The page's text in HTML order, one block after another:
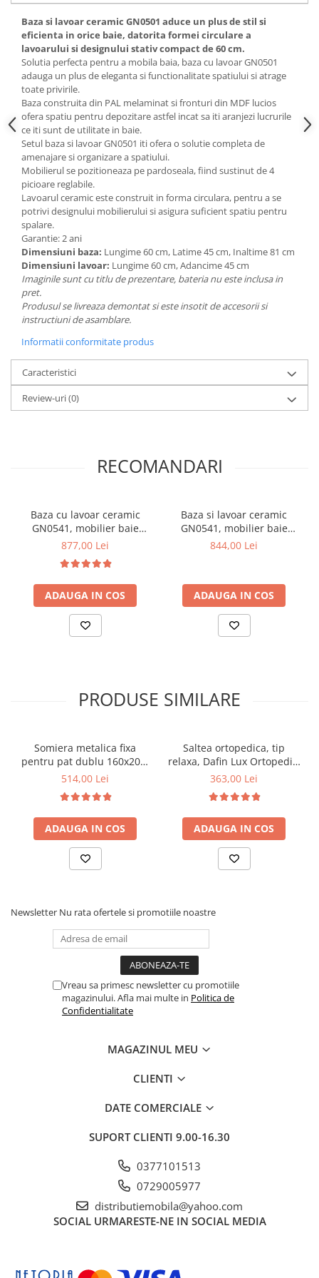
Mese gradinita
Scaune gradinita
Set mese si scaune gradinita
Mobilier copii
Mobila camera copii
Scaune birou pentru copii
Saltele patuturi copii
Paturi copii
Masa si scaune gradinita
Seturi comode living si dormitor
Baza si lavoar ceramic GN0501 aduce un plus de stil si
eficienta in orice baie, datorita formei circulare a
lavoarului si designului stativ compact de 60 cm.
Solutia perfecta pentru a mobila baia, baza cu lavoar GN0501
adauga un plus de eleganta si functionalitate spatiului si atrage
toate privirile.
Baza construita din PAL melaminat si fronturi din MDF lucios
ofera spatiu pentru depozitare astfel incat sa iti aranjezi lucrurile
ce iti sunt de utilitate in baie.
Setul baza si lavoar GN0501 iti ofera o solutie completa de
amenajare si organizare a spatiului.
Mobilierul se pozitioneaza pe pardoseala, fiind sustinut de 4
picioare reglabile.
Lavoarul ceramic este construit in forma circulara, pentru a se
potrivi designului mobilierului si asigura suficient spatiu pentru
spalare.
Garantie: 2 ani
Dimensiuni baza: Lungime 60 cm, Latime 45 cm, Inaltime 81 cm
Dimensiuni lavoar: Lungime 60 cm, Adancime 45 cm
Imaginile sunt cu titlu de prezentare, bateria nu este inclusa in
pret.
Produsul se livreaza demontat si este insotit de accesorii si
instructiuni de asamblare.
Informatii conformitate produs
Caracteristici
Review-uri(0)
RECOMANDARI
Baza cu lavoar ceramic
GN0541, mobilier baie
suspendat 60 cm, front
close, alb
877,00 Lei
ADAUGA IN COS
Baza si lavoar ceramic
GN0541, mobilier baie
stativ 60 cm, front MDF, 2
reglabile, alb
844,00 Lei
ADAUGA IN COS
PRODUSE SIMILARE
Somiera metalica fixa
pentru pat dublu 160x200,
6 picioare, 32 lamele lemn
saltea ferm, negru
514,00 Lei
ADAUGA IN COS
Saltea ortopedica, tip
relaxa, Dafin Lux Ortopedic,
90x200x21cm, fermitate
tip Bonell, fata vara-iarna,
sistem de aerisire cu
butoni, Salt Confort
363,00 Lei
ADAUGA IN COS
Newsletter Nu rata ofertele si promotiile noastre
Vreau sa primesc newsletter cu promotiile
magazinului. Afla mai multe in Politica de
Confidentialitate
MAGAZINUL MEU
CLIENTI
DATE COMERCIALE
SUPORT CLIENTI 9.00-16.30
0377101513
0729005977
distributiemobila@yahoo.com
SOCIAL URMARESTE-NE IN SOCIAL MEDIA